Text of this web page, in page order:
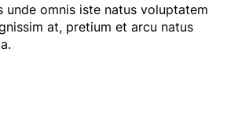
unde omnis iste natus voluptatem
at, pretium et arcu natus